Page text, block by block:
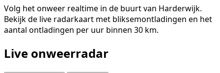
Volg het onweer realtime in de buurt van Harderwijk.
Bekijk de live radarkaart met bliksemontladingen en het
aantal ontladingen per uur binnen 30 km.
Live onweerradar